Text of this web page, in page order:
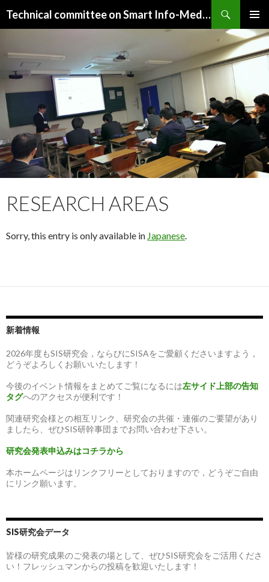
Technical committee on Smart Info-Media Systems (SIS), IEICE
MENU
RESEARCH AREAS
Sorry, this entry is only available in Japanese.
新着情報
2026年度もSIS研究会，ならびにSISAをご愛顧くださいますよう，
どうぞよろしくお願いいたします！
今後のイベント情報をまとめてご覧になるには左サイド上部の告知
タグへのアクセスが便利です！
関連研究会様との相互リンク、研究会の共催・連催のご要望があり
ましたら、ぜひSIS研幹事団までお問い合わせ下さい。
研究会発表申込みはコチラから
本ホームページはリンクフリーとしておりますので，どうぞご自由
にリンク願います。
SIS研究会データ
皆様の研究成果のご発表の場として、ぜひSIS研究会をご活用くださ
い！フレッシュマンからの投稿を歓迎いたします！